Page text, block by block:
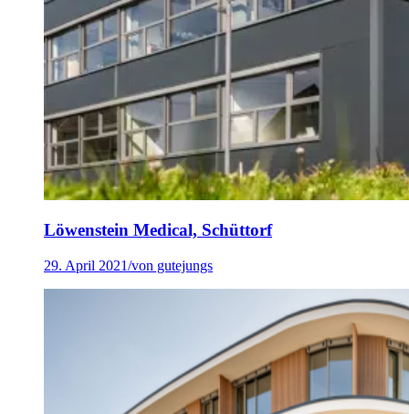
Löwenstein Medical, Schüttorf
29. April 2021/von gutejungs